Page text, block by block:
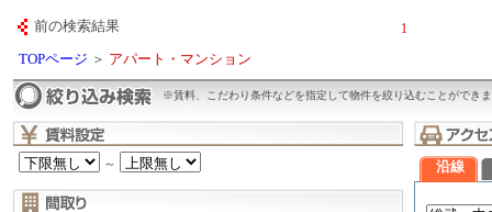
前の検索結果 1
TOPページ ＞ アパート・マンション
※賃料、こだわり条件などを指定して物件を絞り込むことができ
～ 沿線